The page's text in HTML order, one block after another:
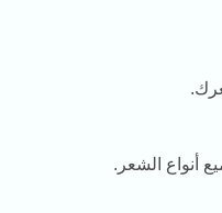
أنواع الشعر.